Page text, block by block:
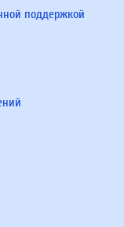
поддержкой